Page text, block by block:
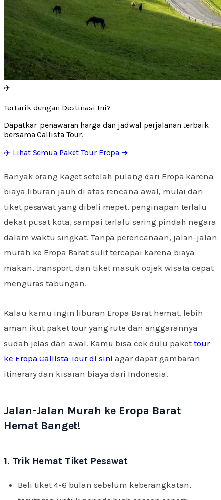
✈️
Tertarik dengan Destinasi Ini?
Dapatkan penawaran harga dan jadwal perjalanan terbaik
bersama Callista Tour.
✈️ Lihat Semua Paket Tour Eropa ➔
Banyak orang kaget setelah pulang dari Eropa karena
biaya liburan jauh di atas rencana awal, mulai dari
tiket pesawat yang dibeli mepet, penginapan terlalu
dekat pusat kota, sampai terlalu sering pindah negara
dalam waktu singkat. Tanpa perencanaan, jalan-jalan
murah ke Eropa Barat sulit tercapai karena biaya
makan, transport, dan tiket masuk objek wisata cepat
menguras tabungan.
Kalau kamu ingin liburan Eropa Barat hemat, lebih
aman ikut paket tour yang rute dan anggarannya
sudah jelas dari awal. Kamu bisa cek dulu paket tour
ke Eropa Callista Tour di sini agar dapat gambaran
itinerary dan kisaran biaya dari Indonesia.
Jalan-Jalan Murah ke Eropa Barat
Hemat Banget!
1. Trik Hemat Tiket Pesawat
Beli tiket 4-6 bulan sebelum keberangkatan,